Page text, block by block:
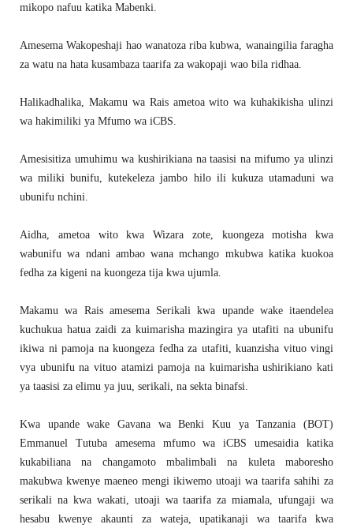
mikopo nafuu katika Mabenki.
Amesema Wakopeshaji hao wanatoza riba kubwa, wanaingilia faragha
za watu na hata kusambaza taarifa za wakopaji wao bila ridhaa.
Halikadhalika, Makamu wa Rais ametoa wito wa kuhakikisha ulinzi
wa hakimiliki ya Mfumo wa iCBS.
Amesisitiza umuhimu wa kushirikiana na taasisi na mifumo ya ulinzi
wa miliki bunifu, kutekeleza jambo hilo ili kukuza utamaduni wa
ubunifu nchini.
Aidha, ametoa wito kwa Wizara zote, kuongeza motisha kwa
wabunifu wa ndani ambao wana mchango mkubwa katika kuokoa
fedha za kigeni na kuongeza tija kwa ujumla.
Makamu wa Rais amesema Serikali kwa upande wake itaendelea
kuchukua hatua zaidi za kuimarisha mazingira ya utafiti na ubunifu
ikiwa ni pamoja na kuongeza fedha za utafiti, kuanzisha vituo vingi
vya ubunifu na vituo atamizi pamoja na kuimarisha ushirikiano kati
ya taasisi za elimu ya juu, serikali, na sekta binafsi.
Kwa upande wake Gavana wa Benki Kuu ya Tanzania (BOT)
Emmanuel Tutuba amesema mfumo wa iCBS umesaidia katika
kukabiliana na changamoto mbalimbali na kuleta maboresho
makubwa kwenye maeneo mengi ikiwemo utoaji wa taarifa sahihi za
serikali na kwa wakati, utoaji wa taarifa za miamala, ufungaji wa
hesabu kwenye akaunti za wateja, upatikanaji wa taarifa kwa